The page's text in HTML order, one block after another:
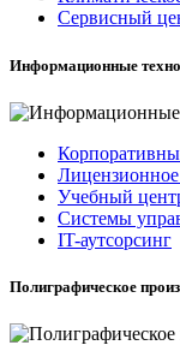
Сервисный
Информационные
Учебный
Системы
IT-аутсорсинг
Полиграфическое